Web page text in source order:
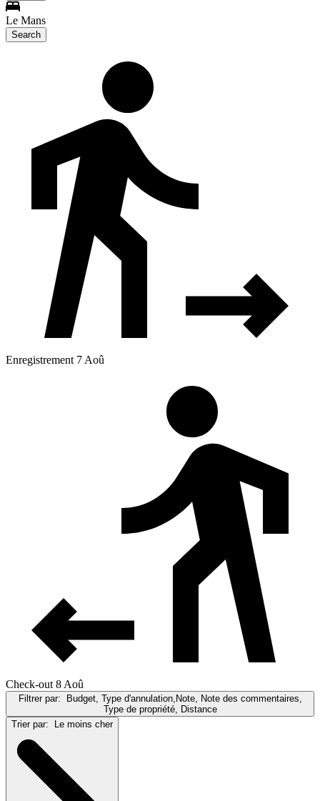
Le Mans
Search
Enregistrement 7 Aoû
Check-out 8 Aoû
Filtrer par:
Budget, Type d'annulation,Note, Note des commentaires,
Type de propriété, Distance
Trier par:
Le moins cher